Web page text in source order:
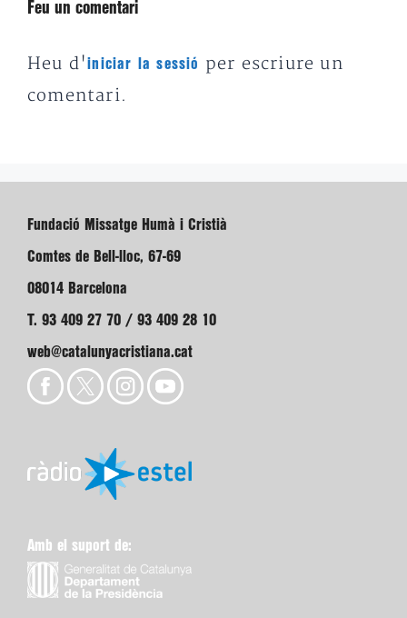
Feu un comentari
Heu d'iniciar la sessió
per escriure un
comentari.
Fundació Missatge Humà i Cristià
Comtes de Bell-lloc, 67-69
08014 Barcelona
T. 93 409 27 70 / 93 409 28 10
web@catalunyacristiana.cat
Amb el suport de: